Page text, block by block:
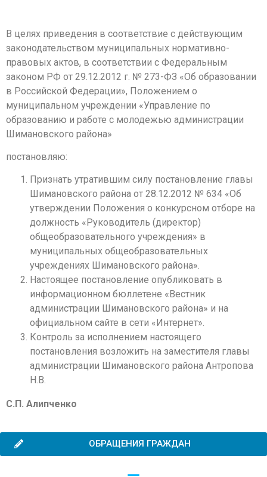
В целях приведения в соответствие с действующим
законодательством муниципальных нормативно-
правовых актов, в соответствии с Федеральным
законом РФ от 29.12.2012 г. № 273-ФЗ «Об образовании
в Российской Федерации», Положением о
муниципальном учреждении «Управление по
образованию и работе с молодежью администрации
Шимановского района»
постановляю:
Признать утратившим силу постановление главы
Шимановского района от 28.12.2012 № 634 «Об
утверждении Положения о конкурсном отборе на
должность «Руководитель (директор)
общеобразовательного учреждения» в
муниципальных общеобразовательных
учреждениях Шимановского района».
Настоящее постановление опубликовать в
информационном бюллетене «Вестник
администрации Шимановского района» и на
официальном сайте в сети «Интернет».
Контроль за исполнением настоящего
постановления возложить на заместителя главы
администрации Шимановского района Антропова
Н.В.
С.П. Алипченко
ОБРАЩЕНИЯ ГРАЖДАН